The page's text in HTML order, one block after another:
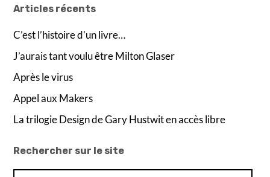
Articles récents
C’est l’histoire d’un livre…
J’aurais tant voulu être Milton Glaser
Après le virus
Appel aux Makers
La trilogie Design de Gary Hustwit en accès libre
Rechercher sur le site